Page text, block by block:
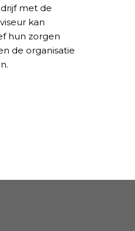
met de
kan
hun zorgen
de organisatie